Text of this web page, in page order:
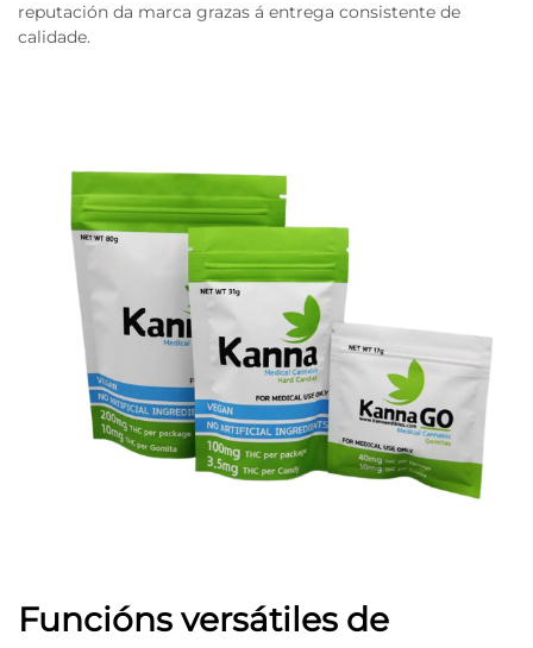
reputación da marca grazas á entrega consistente de
calidade.
Funcións versátiles de